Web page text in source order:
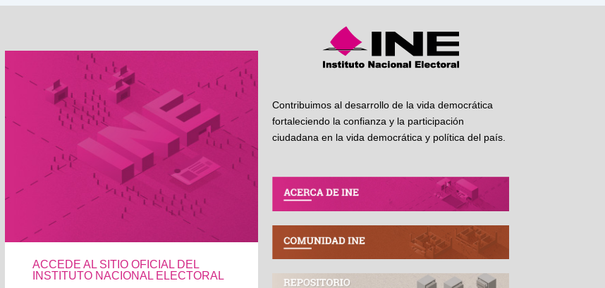
ACCEDE AL SITIO OFICIAL DEL
INSTITUTO NACIONAL ELECTORAL
Contribuimos al desarrollo de la vida democrática
fortaleciendo la confianza y la participación
ciudadana en la vida democrática y política del país.